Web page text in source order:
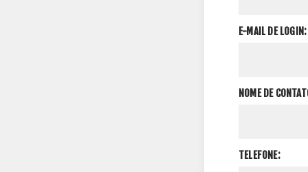
E-MAIL DE LOGIN:
NOME DE
TELEFONE: